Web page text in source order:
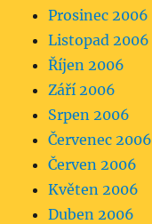
Prosinec 2006
Listopad 2006
Říjen 2006
Září 2006
Srpen 2006
Červenec 2006
Červen 2006
Květen 2006
Duben 2006